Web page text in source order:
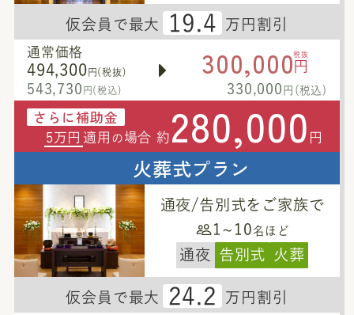
仮会員で最大 19.4 万円割引
通常価格
494,300 円(税抜)
543,730 円(税込)
300,000税抜
円
330,000 円(税込)
さらに補助金
5万円 適用 の 場合 約 280,000 円
火葬式プラン
通夜/告別式をご家族で
1~10 名ほど
通夜 告別式 火葬
仮会員で最大 24.2 万円割引